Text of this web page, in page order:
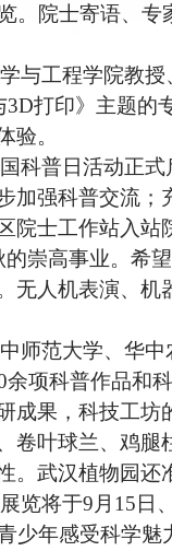
。院士寄语、
与工程学院教
打印》主题
验。
科普日活动正
加强科普交流
院士工作站入站
的崇高事业。希
无人机表演、 机
师范大学、华
余项科普作品和
成果，科技工坊
卷叶球兰、鸡腿
武汉植物园还
览将于9月15日
少年感受科学魅